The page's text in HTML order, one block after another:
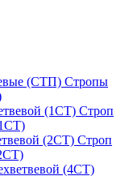
Стропы
Строп
Строп